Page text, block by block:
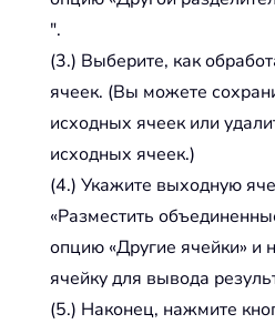
".
(3.) Выберите, как
ячеек. (Вы можете
исходных ячеек или
исходных ячеек.)
(4.) Укажите выходную
«Разместить
опцию «Другие ячейки» и
ячейку для вывода
(5.) Наконец, нажмите